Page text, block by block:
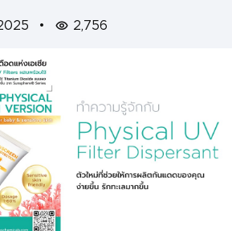
การปกป้อง ทะเลก็เช่นกัน บางครั้ง
รการใช้สารกันแดดที่มีความเสี่ยง…
• 2,756